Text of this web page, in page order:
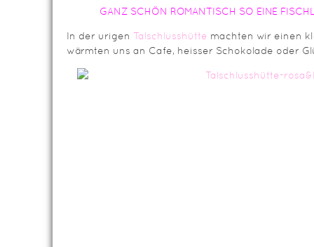
GANZ SCHÖN ROMANTISCH SO EINE
In der urigen Talschlusshütte machten wir einen
wärmten uns an Cafe, heisser Schokolade oder